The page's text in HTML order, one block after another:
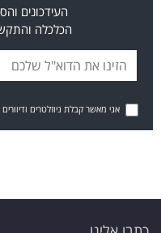
העידכונים
הכלכלה
אני מאשר קבלת ניוזלטרים